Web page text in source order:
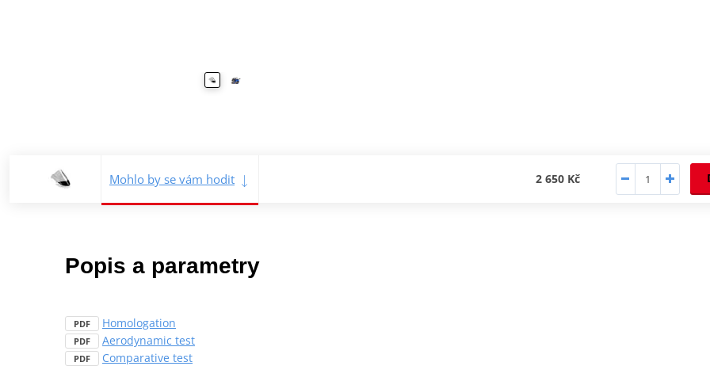
Mohlo by se vám hodit 2 650 Kč
Popis a parametry
PDF Homologation
PDF Aerodynamic test
PDF Comparative test